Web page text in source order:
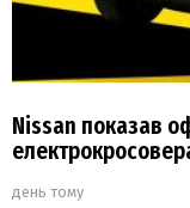
Nissan показав
день тому